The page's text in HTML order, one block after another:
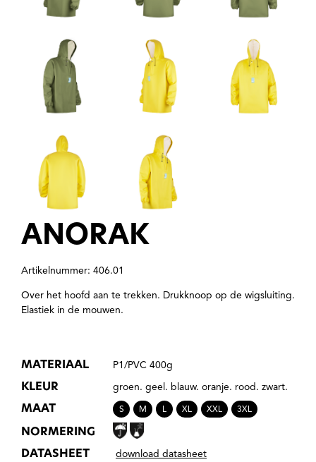
ANORAK
Artikelnummer: 406.01
Over het hoofd aan te trekken. Drukknoop op de wigsluiting.
Elastiek in de mouwen.
MATERIAAL P1/PVC 400g
KLEUR groen. geel. blauw. oranje. rood. zwart.
MAAT S M L XL XXL 3XL
NORMERING
DATASHEET
download datasheet